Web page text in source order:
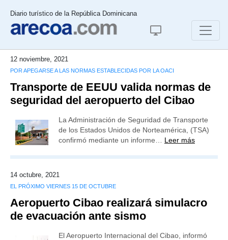
Diario turístico de la República Dominicana
12 noviembre, 2021
POR APEGARSE A LAS NORMAS ESTABLECIDAS POR LA OACI
Transporte de EEUU valida normas de
seguridad del aeropuerto del Cibao
La Administración de Seguridad de Transporte
de los Estados Unidos de Norteamérica, (TSA)
confirmó mediante un informe… Leer más
14 octubre, 2021
EL PRÓXIMO VIERNES 15 DE OCTUBRE
Aeropuerto Cibao realizará simulacro
de evacuación ante sismo
El Aeropuerto Internacional del Cibao, informó